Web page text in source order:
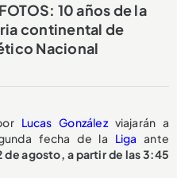
10 años de la
continental de
Nacional
Lucas González viajarán a
fecha de la Liga ante
de agosto, a partir de las 3:45